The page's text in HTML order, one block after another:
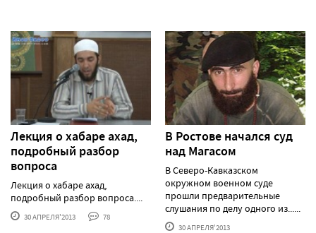
Лекция о хабаре ахад,
подробный разбор
вопроса
Лекция о хабаре ахад,
подробный разбор вопроса....
30 АПРЕЛЯ'2013 78
В Ростове начался суд
над Магасом
В Северо-Кавказском
окружном военном суде
прошли предварительные
слушания по делу одного из......
30 АПРЕЛЯ'2013